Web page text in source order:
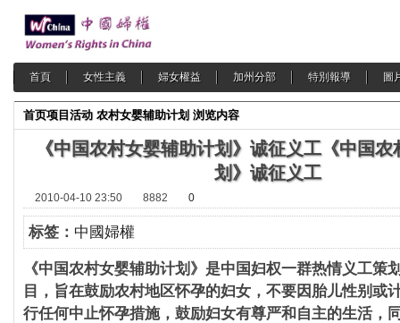
首頁 女性主義 婦女權益 加州分部 特別報導 圖
首页项目活动 农村女婴辅助计划 浏览内容
《中国农村女婴辅助计划》诚征义工 《中国
划》诚征义工
2010-04-10 23:50 8882 0
标签： 中國婦權
《中国农村女婴辅助计划》是中国妇权一群热情义工策
目，旨在鼓励农村地区怀孕的妇女，不要因胎儿性别或
行任何中止怀孕措施，鼓励妇女有尊严和自主的生活，